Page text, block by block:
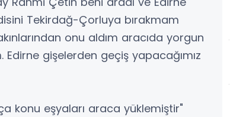
Tekirdağ-Çorluya bırakmam
onu aldım aracıda yorgun
gişelerden geçiş yapacağımız
konu eşyaları araca yüklemiştir"